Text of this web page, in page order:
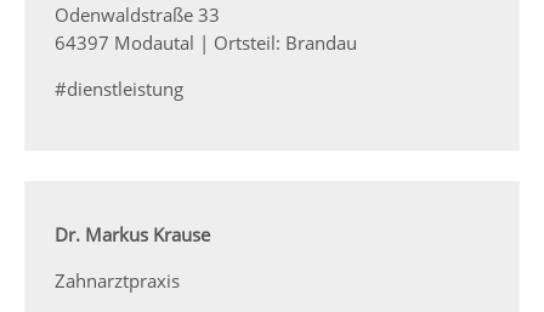
Odenwaldstraße 33
64397 Modautal | Ortsteil: Brandau
#dienstleistung
Dr. Markus Krause
Zahnarztpraxis